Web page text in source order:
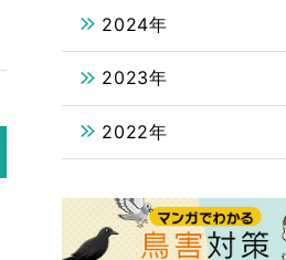
2024年
2023年
2022年